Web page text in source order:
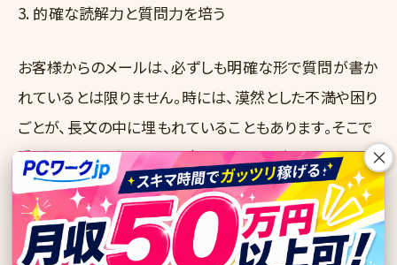
3. 的確な読解力と質問力を培う
お客様からのメールは、必ずしも明確な形で質問が書か
れているとは限りません。時には、漠然とした不満や困り
ごとが、長文の中に埋もれていることもあります。そこで
重要になるのが、メールの意図を正確に読み解く力で
す。
もし、お客様の意図が不明瞭だと感じたら、曖昧な返信
をするのではなく、具体的な質問を投げかけ、必要な情
×